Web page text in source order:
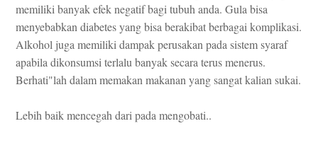
memiliki banyak efek negatif bagi tubuh anda. Gula bisa
menyebabkan diabetes yang bisa berakibat berbagai komplikasi.
Alkohol juga memiliki dampak perusakan pada sistem syaraf
apabila dikonsumsi terlalu banyak secara terus menerus.
Berhati"lah dalam memakan makanan yang sangat kalian sukai.
Lebih baik mencegah dari pada mengobati..